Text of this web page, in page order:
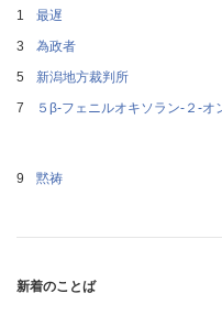
最遅
為政者
新潟地方裁判所
５β‐フェニルオキソラン‐２‐オ
黙祷
新着のことば